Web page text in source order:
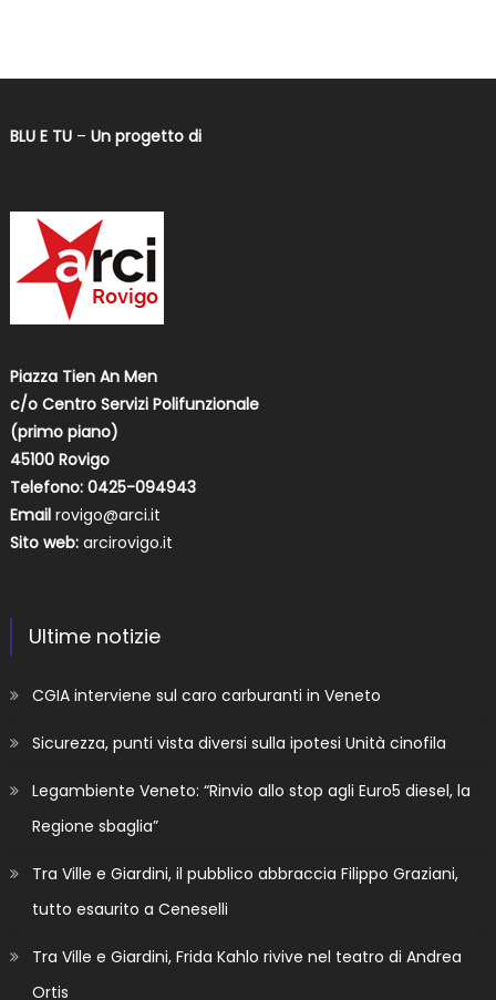
BLU E TU– Un progetto di
Piazza Tien An Men
c/o Centro Servizi Polifunzionale
(primo piano)
45100 Rovigo
Telefono: 0425-094943
Email rovigo@arci.it
Sito web: arcirovigo.it
Ultime notizie
CGIA interviene sul caro carburanti in Veneto
Sicurezza, punti vista diversi sulla ipotesi Unità cinofila
Legambiente Veneto: “Rinvio allo stop agli Euro5 diesel, la
Regione sbaglia”
Tra Ville e Giardini, il pubblico abbraccia Filippo Graziani,
tutto esaurito a Ceneselli
Tra Ville e Giardini, Frida Kahlo rivive nel teatro di Andrea
Ortis